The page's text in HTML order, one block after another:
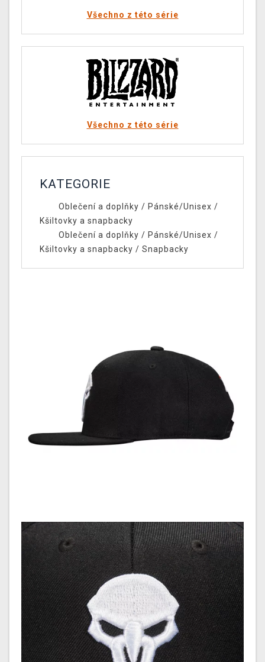
Všechno z této série
Všechno z této série
KATEGORIE
Oblečení a doplňky / Pánské/Unisex /
Kšiltovky a snapbacky
Oblečení a doplňky / Pánské/Unisex /
Kšiltovky a snapbacky / Snapbacky